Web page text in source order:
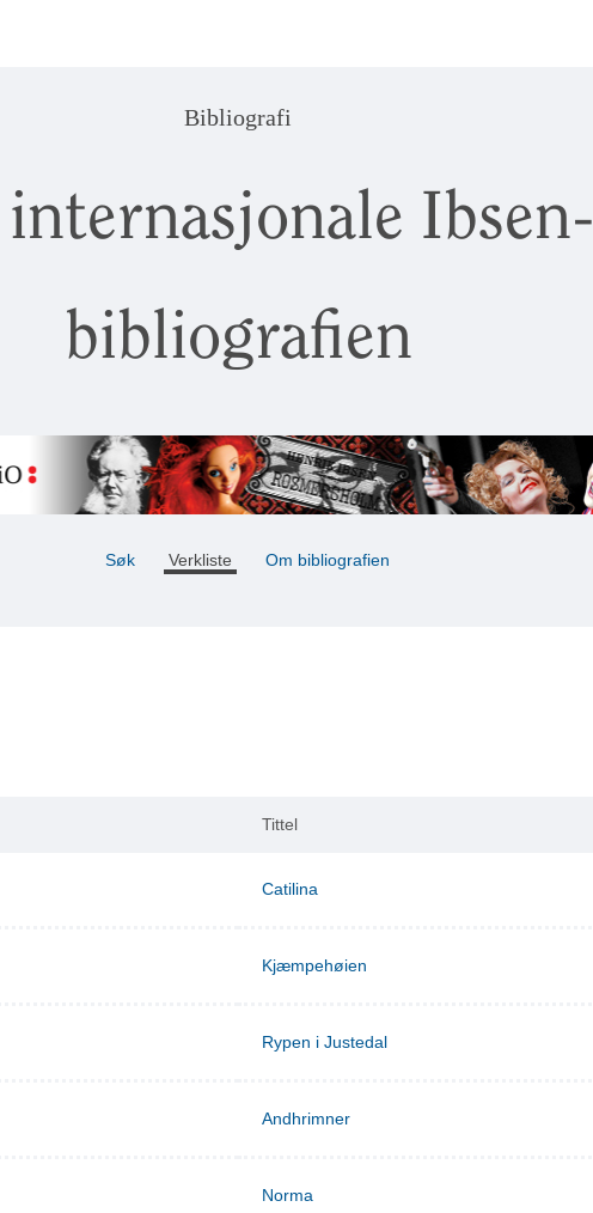
Bibliografi
Ibsen-
bibliografien
Søk Verkliste Om bibliografien
Tittel
Catilina
Kjæmpehøien
Rypen i Justedal
Andhrimner
Norma